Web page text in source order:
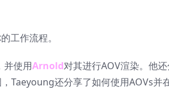
工作流程。
并使用Arnold对其进行AOV渲染。他
Taeyoung还分享了如何使用AOVs并